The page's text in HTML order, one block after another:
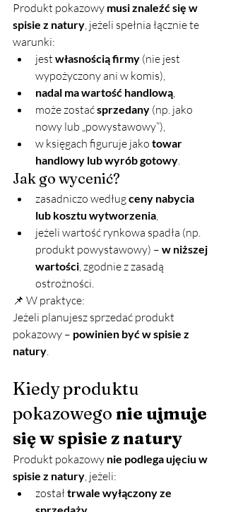
Produkt pokazowy musi znaleźć się w
spisie z natury, jeżeli spełnia łącznie te
warunki:
jest własnością firmy (nie jest
wypożyczony ani w komis),
nadal ma wartość handlową,
może zostać sprzedany (np. jako
nowy lub „powystawowy”),
w księgach figuruje jako towar
handlowy lub wyrób gotowy.
Jak go wycenić?
zasadniczo według ceny nabycia
lub kosztu wytworzenia,
jeżeli wartość rynkowa spadła (np.
produkt powystawowy) – w niższej
wartości, zgodnie z zasadą
ostrożności.
📌 W praktyce:
Jeżeli planujesz sprzedać produkt
pokazowy – powinien być w spisie z
natury.
Kiedy produktu
pokazowego nie ujmuje
się w spisie z natury
Produkt pokazowy nie podlega ujęciu w
spisie z natury, jeżeli:
został trwale wyłączony ze